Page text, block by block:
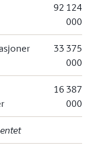
92 124
000
33 375
000
16 387
000